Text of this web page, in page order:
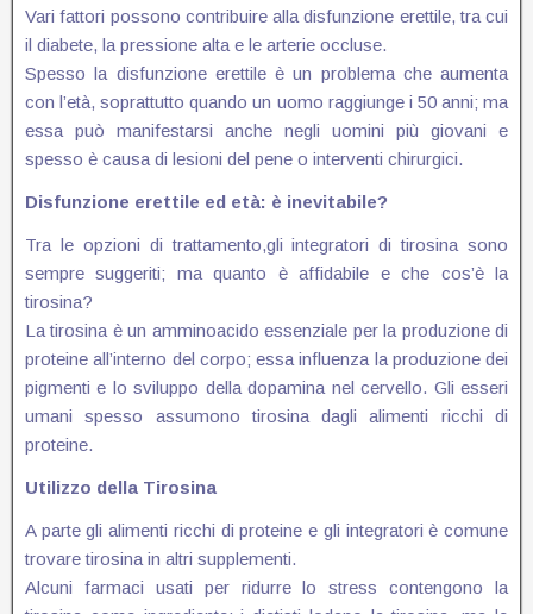
Vari fattori possono contribuire alla disfunzione erettile, tra cui
il diabete, la pressione alta e le arterie occluse.
Spesso la disfunzione erettile è un problema che aumenta
con l’età, soprattutto quando un uomo raggiunge i 50 anni; ma
essa può manifestarsi anche negli uomini più giovani e
spesso è causa di lesioni del pene o interventi chirurgici.
Disfunzione erettile ed età: è inevitabile?
Tra le opzioni di trattamento,gli integratori di tirosina sono
sempre suggeriti; ma quanto è affidabile e che cos’è la
tirosina?
La tirosina è un amminoacido essenziale per la produzione di
proteine all’interno del corpo; essa influenza la produzione dei
pigmenti e lo sviluppo della dopamina nel cervello. Gli esseri
umani spesso assumono tirosina dagli alimenti ricchi di
proteine.
Utilizzo della Tirosina
A parte gli alimenti ricchi di proteine e gli integratori è comune
trovare tirosina in altri supplementi.
Alcuni farmaci usati per ridurre lo stress contengono la